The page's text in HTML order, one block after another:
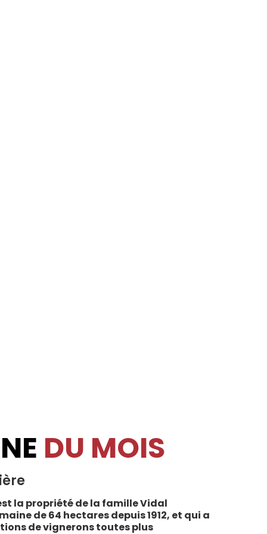
DU MOIS
la propriété de la famille Vidal
de 64 hectares depuis 1912, et qui a
de vignerons toutes plus